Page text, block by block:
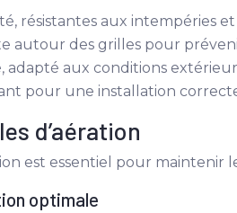
résistantes aux intempéries et
autour des grilles pour
adapté aux conditions
pour une installation
d’aération
est essentiel pour maintenir
optimale